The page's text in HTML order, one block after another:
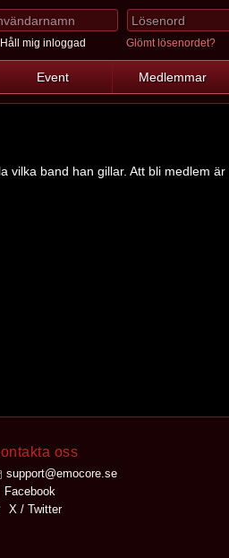
Håll mig inloggad Glömt lösenordet?
Event Medlemmar
vilka band han gillar. Att bli medlem är
oss
support@emocore.se
Facebook
X / Twitter